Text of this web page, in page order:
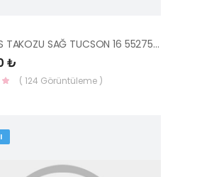
TRAVERS TAKOZU SAĞ TUCSON 16 55275-D3000 HMC
₺
( 124 Görüntüleme )